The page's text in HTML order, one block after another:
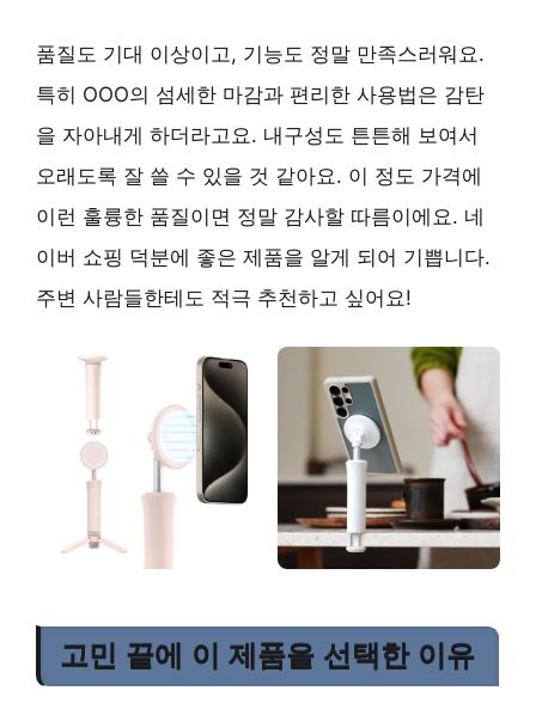
품질도 기대 이상이고, 기능도 정말 만족스러워요.
특히 OOO의 섬세한 마감과 편리한 사용법은 감탄
을 자아내게 하더라고요. 내구성도 튼튼해 보여서
오래도록 잘 쓸 수 있을 것 같아요. 이 정도 가격에
이런 훌륭한 품질이면 정말 감사할 따름이에요. 네
이버 쇼핑 덕분에 좋은 제품을 알게 되어 기쁩니다.
주변 사람들한테도 적극 추천하고 싶어요!
고민 끝에 이 제품을 선택한 이유